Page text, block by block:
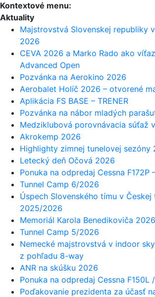
Kontextové menu:
Aktuality
Majstrovstvá Slovenskej republiky
2026
CEVA 2026 a Marko Rado ako
Advanced Open
Pozvánka na Aerokino 2026
Aerobalet Holíč 2026 – otvorené
Aplikácia FS BASE – TRENER
Pozvánka na nábor mladých
Medziklubová porovnávacia súťaž
Akrokemp 2026
Highlighty zimnej tunelovej sezóny
Letecký deň Očová 2026
Ponuka na odpredaj Cessna F172P
Tunnel Camp 6/2026
Úspech Slovenského tímu v
2025/2026
Memoriál Karola Benedikoviča 2026
Tunnel Camp 5/2026
Nemecké majstrovstvá v indoor
z pohľadu 8-way
ANR na skúšku 2026
Ponuka na odpredaj Cessna F150L
Poďakovanie prezidenta za účasť